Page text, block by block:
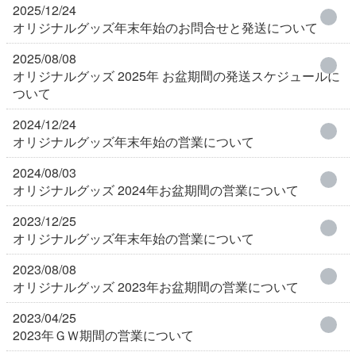
2025/12/24
オリジナルグッズ年末年始のお問合せと発送について
2025/08/08
オリジナルグッズ 2025年 お盆期間の発送スケジュールに
ついて
2024/12/24
オリジナルグッズ年末年始の営業について
2024/08/03
オリジナルグッズ 2024年お盆期間の営業について
2023/12/25
オリジナルグッズ年末年始の営業について
2023/08/08
オリジナルグッズ 2023年お盆期間の営業について
2023/04/25
2023年ＧＷ期間の営業について